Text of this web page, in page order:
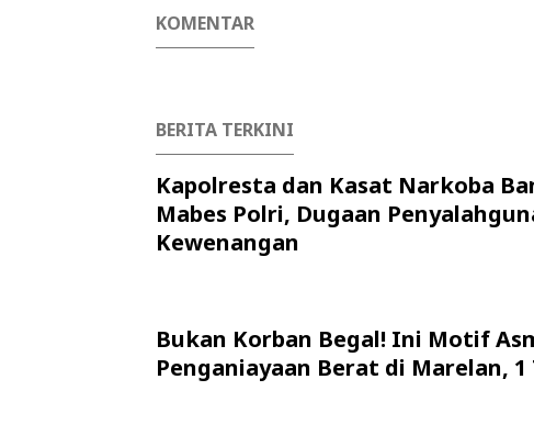
KOMENTAR
BERITA TERKINI
Kapolresta dan Kasat Narkoba
Mabes Polri, Dugaan
Kewenangan
Bukan Korban Begal! Ini Motif
Penganiayaan Berat di Marelan,